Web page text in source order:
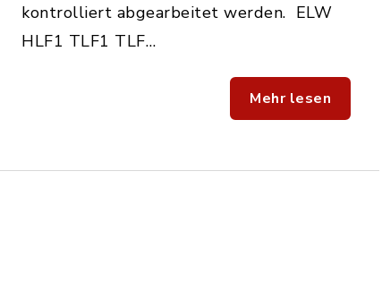
kontrolliert abgearbeitet werden. ELW
HLF1 TLF1 TLF…
Mehr lesen